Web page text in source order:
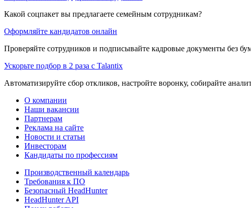
Какой соцпакет вы предлагаете семейным сотрудникам?
Оформляйте кандидатов онлайн
Проверяйте сотрудников и подписывайте кадровые документы без
Ускорьте подбор в 2 раза с Talantix
Автоматизируйте сбор откликов, настройте воронку, собирайте
О компании
Наши вакансии
Партнерам
Реклама на сайте
Новости и статьи
Инвесторам
Кандидаты по профессиям
Производственный календарь
Требования к ПО
Безопасный HeadHunter
HeadHunter API